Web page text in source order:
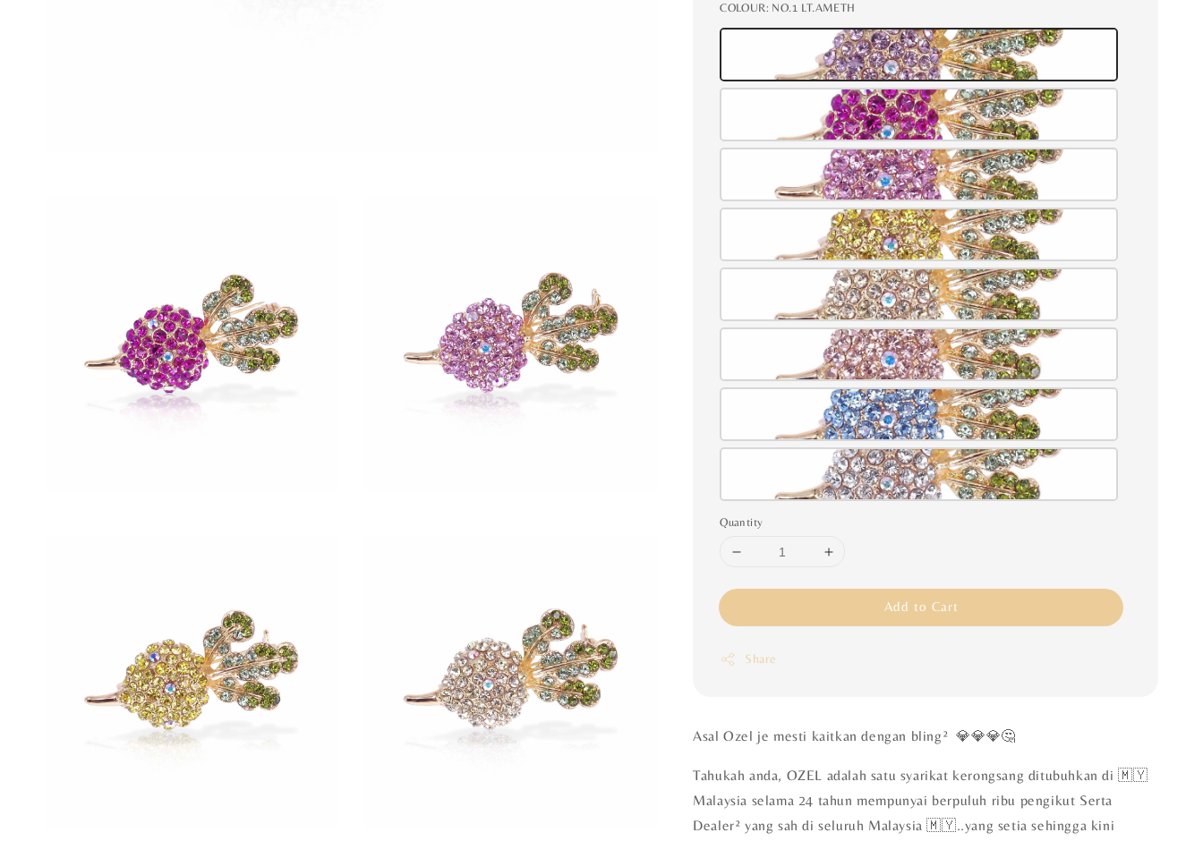
COLOUR: NO.1 LT.AMETH
Quantity
Add to Cart
Share
Asal Ozel je mesti kaitkan dengan bling² 💎💎💎🤔
Tahukah anda, OZEL adalah satu syarikat kerongsang ditubuhkan di 🇲🇾
Malaysia selama 24 tahun mempunyai berpuluh ribu pengikut Serta
Dealer² yang sah di seluruh Malaysia 🇲🇾..yang setia sehingga kini